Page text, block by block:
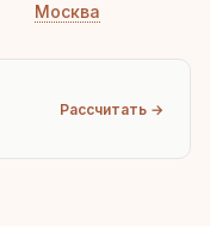
Москва
Рассчитать →